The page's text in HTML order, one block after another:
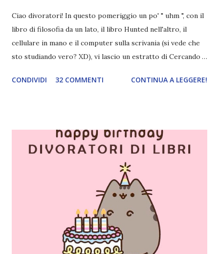
Ciao divoratori! In questo pomeriggio un po' " uhm ", con il
libro di filosofia da un lato, il libro Hunted nell'altro, il
cellulare in mano e il computer sulla scrivania (si vede che
sto studiando vero? XD), vi lascio un estratto di Cercando
costante nelle rubriche. Odiavo lo sport. Odiavo lo sport,
cui si gioca a mini-baseball mia madre voleva che mi facessi
delle amicizie, così mi obbligò a entrare nella squadra dei
Pirati di Orlando. Mi feci degli amici eccome: una masnada di
bambini dell'asilo. Non fu un gran passo avanti, se l'obiettivo
era inserirmi fra i coetanei. Fu soprattutto perché come
statura sovrastavo tutti gli altri giocatori se quell'anno per
un pelo non entrai nella formazione ufficiale. Qu...
CONDIVIDI 32 COMMENTI CONTINUA A LEGGERE!